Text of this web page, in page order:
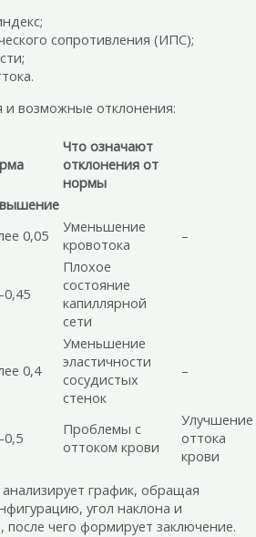
сопротивления (ИПС);
возможные отклонения:
Что означают
отклонения от
нормы
0,05
Уменьшение
кровотока
–
0,45
Плохое
состояние
капиллярной
сети
0,4
Уменьшение
эластичности
сосудистых
стенок
–
0,5
Проблемы с
оттоком крови
Улучшение
оттока
крови
график, обращая
угол наклона и
чего формирует заключение.